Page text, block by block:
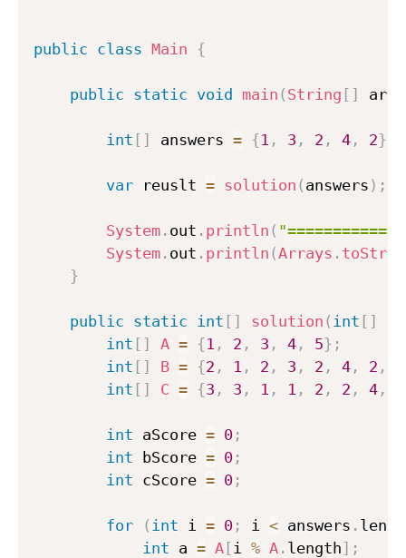
public class Main {
public static void main ( String [ ] args
int [ ] answers = {1 , 3 , 2 , 4 , 2}
var reuslt = solution ( answers ) ;
System . out . println (
System . out . println (Arrays .
}
public static int [ ] solution ( int [ ]
int [ ] A = {1 , 2 , 3 , 4 , 5} ;
int [ ] B = {2 , 1 , 2 , 3 , 2 , 4 , 2 ,
int [ ] C = {3 , 3 , 1 , 1 , 2 , 2 , 4 ,
int aScore = 0 ;
int bScore = 0 ;
int cScore = 0 ;
for ( int i = 0 ; i < answers .
int a = A [ i % A . length ] ;